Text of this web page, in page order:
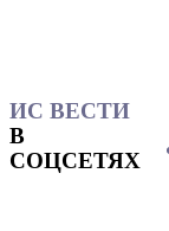
ИС ВЕСТИ
В
СОЦСЕТЯХ